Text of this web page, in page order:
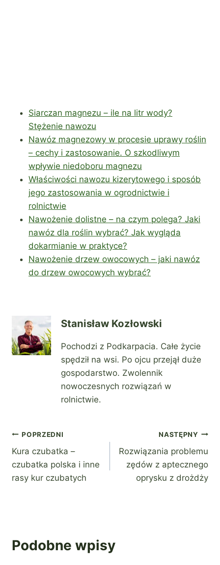
Siarczan magnezu – ile na litr wody?
Stężenie nawozu
Nawóz magnezowy w procesie uprawy roślin
– cechy i zastosowanie. O szkodliwym
wpływie niedoboru magnezu
Właściwości nawozu kizerytowego i sposób
jego zastosowania w ogrodnictwie i
rolnictwie
Nawożenie dolistne – na czym polega? Jaki
nawóz dla roślin wybrać? Jak wygląda
dokarmianie w praktyce?
Nawożenie drzew owocowych – jaki nawóz
do drzew owocowych wybrać?
Stanisław Kozłowski
Pochodzi z Podkarpacia. Całe życie
spędził na wsi. Po ojcu przejął duże
gospodarstwo. Zwolennik
nowoczesnych rozwiązań w
rolnictwie.
Nawigacja
wpisu
POPRZEDNI
Kura czubatka –
czubatka polska i inne
rasy kur czubatych
NASTĘPNY
Rozwiązania problemu
zędów z aptecznego
oprysku z drożdży
Podobne wpisy